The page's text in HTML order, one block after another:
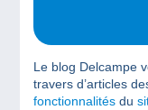
Le blog Delcampe
travers d’articles
fonctionnalités du